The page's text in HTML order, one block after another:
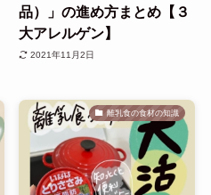
品）」の進め方まとめ【３
大アレルゲン】
2021年11月2日
離乳食の食材の知識